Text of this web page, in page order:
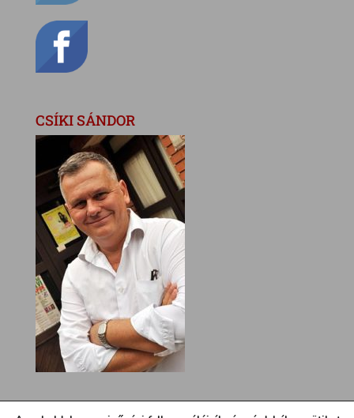
CSÍKI SÁNDOR